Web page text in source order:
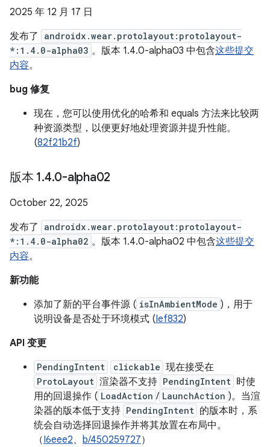
2025 年 12 月 17 日
发布了
androidx.wear.protolayout:protolayout-
*:1.4.0-alpha03 。版本 1.4.0-alpha03 中包含这些提交
内容。
bug 修复
现在，您可以使用优化的哈希和 equals 方法来比较两
种资源类型，以便更好地处理资源并提升性能。
(82f21b2f)
版本 1.4.0-alpha02
October 22, 2025
发布了
androidx.wear.protolayout:protolayout-
*:1.4.0-alpha02 。版本 1.4.0-alpha02 中包含这些提交
内容。
新功能
添加了新的平台事件源 ( isInAmbientMode )，用于
说明设备是否处于环境模式 (Ief832)
API 变更
PendingIntent clickable 现在接受在
ProtoLayout 渲染器不支持 PendingIntent 时使
用的回退操作 ( LoadAction / LaunchAction )。当渲
染器的版本低于支持 PendingIntent 的版本时，系
统会自动选择回退操作并将其放置在布局中。
（I6eee2、 b/450259727）